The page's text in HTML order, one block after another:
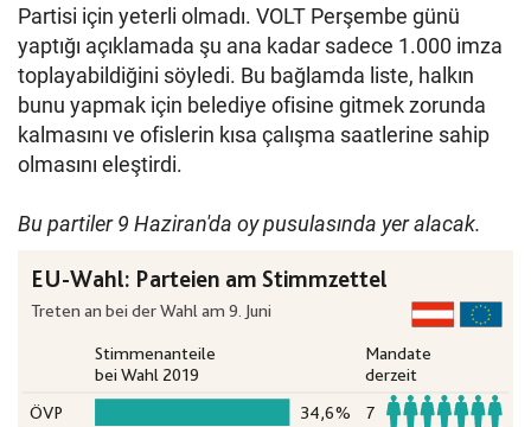
Partisi için yeterli olmadı. VOLT Perşembe günü
yaptığı açıklamada şu ana kadar sadece 1.000 imza
toplayabildiğini söyledi. Bu bağlamda liste, halkın
bunu yapmak için belediye ofisine gitmek zorunda
kalmasını ve ofislerin kısa çalışma saatlerine sahip
olmasını eleştirdi.
Bu partiler 9 Haziran'da oy pusulasında yer alacak.